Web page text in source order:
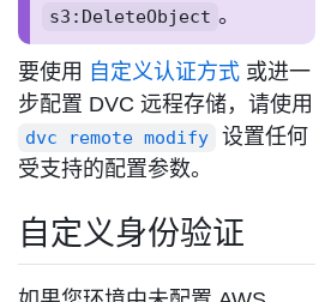
s3:DeleteObject 。
要使用 自定义认证方式 或进一
步配置 DVC 远程存储，请使用
dvc remote modify
设置任何
受支持的配置参数。
自定义身份验证